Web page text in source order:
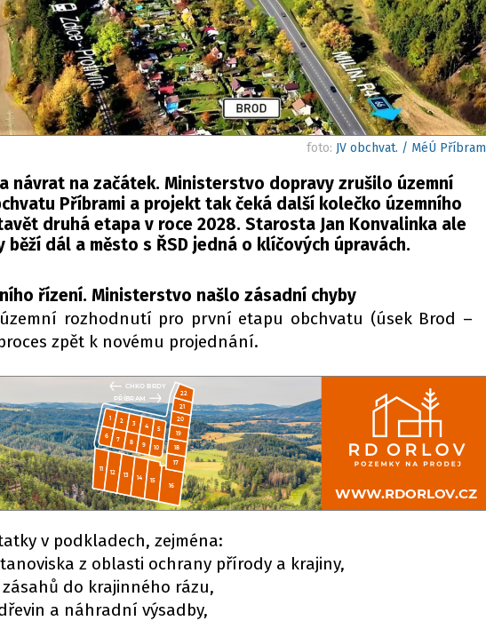
foto: JV obchvat. / MéÚ Příbram
návrat na začátek. Ministerstvo dopravy zrušilo územní
Příbrami a projekt tak čeká další kolečko územního
druhá etapa v roce 2028. Starosta Jan Konvalinka ale
dál a město s ŘSD jedná o klíčových úpravách.
řízení. Ministerstvo našlo zásadní chyby
rozhodnutí pro první etapu obchvatu (úsek Brod –
zpět k novému projednání.
v podkladech, zejména:
z oblasti ochrany přírody a krajiny,
do krajinného rázu,
a náhradní výsadby,